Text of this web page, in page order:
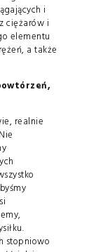
i
ciężarów i
elementu
a także
realnie
stopniowo